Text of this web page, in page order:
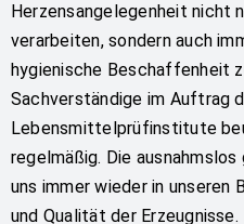
Herzensangelegenheit nicht
verarbeiten, sondern auch
hygienische Beschaffenheit
Sachverständige im Auftrag
Lebensmittelprüfinstitute
regelmäßig. Die
uns immer wieder in unseren
und Qualität der Erzeugnisse.